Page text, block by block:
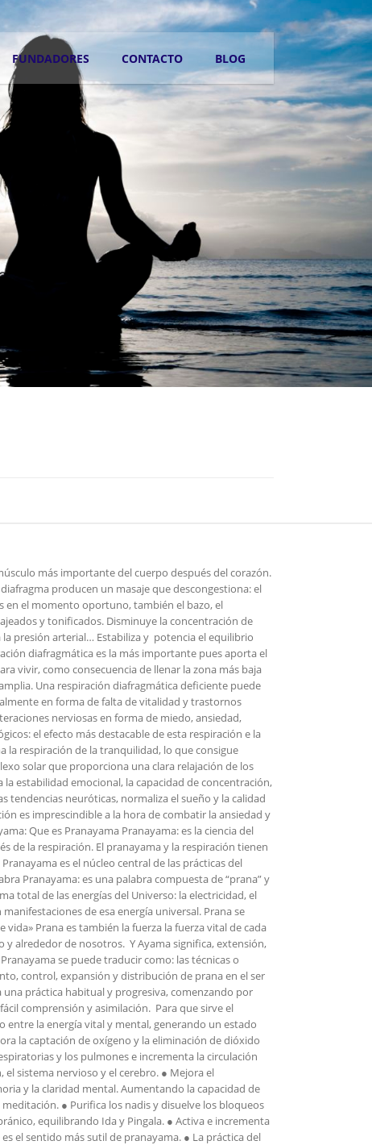
FUNDADORES CONTACTO BLOG
más importante del cuerpo después del corazón.
producen un masaje que descongestiona: el
en el momento oportuno, también el bazo, el
y tonificados. Disminuye la concentración de
la presión arterial… Estabiliza y potencia el equilibrio
diafragmática es la más importante pues aporta el
vivir, como consecuencia de llenar la zona más baja
Una respiración diafragmática deficiente puede
en forma de falta de vitalidad y trastornos
nerviosas en forma de miedo, ansiedad,
el efecto más destacable de esta respiración e la
la respiración de la tranquilidad, lo que consigue
solar que proporciona una clara relajación de los
estabilidad emocional, la capacidad de concentración,
tendencias neuróticas, normaliza el sueño y la calidad
es imprescindible a la hora de combatir la ansiedad y
Que es Pranayama Pranayama: es la ciencia del
de la respiración. El pranayama y la respiración tienen
es el núcleo central de las prácticas del
Pranayama: es una palabra compuesta de “prana” y
total de las energías del Universo: la electricidad, el
de esa energía universal. Prana se
Prana es también la fuerza la fuerza vital de cada
y alrededor de nosotros. Y Ayama significa, extensión,
se puede traducir como: las técnicas o
control, expansión y distribución de prana en el ser
una práctica habitual y progresiva, comenzando por
comprensión y asimilación. Para que sirve el
entre la energía vital y mental, generando un estado
la captación de oxígeno y la eliminación de dióxido
y los pulmones e incrementa la circulación
el sistema nervioso y el cerebro. ● Mejora el
y la claridad mental. Aumentando la capacidad de
● Purifica los nadis y disuelve los bloqueos
equilibrando Ida y Pingala. ● Activa e incrementa
el sentido más sutil de pranayama. ● La práctica del